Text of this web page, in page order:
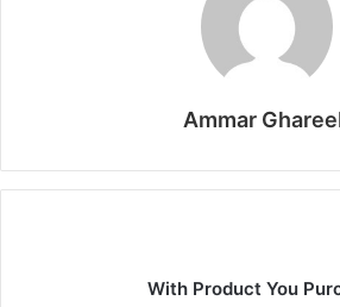
Ammar
With Product You